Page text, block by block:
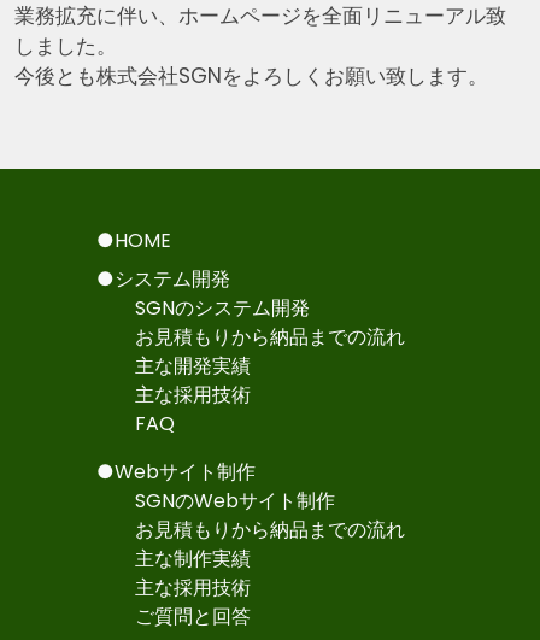
業務拡充に伴い、ホームページを全面リニューアル致
しました。
今後とも株式会社SGNをよろしくお願い致します。
●HOME
●システム開発
SGNのシステム開発
お見積もりから納品までの流れ
主な開発実績
主な採用技術
FAQ
●Webサイト制作
SGNのWebサイト制作
お見積もりから納品までの流れ
主な制作実績
主な採用技術
ご質問と回答